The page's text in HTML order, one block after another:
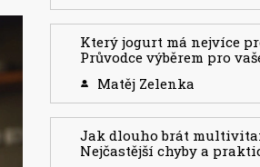
Který jogurt má nejvíce
Průvodce výběrem pro
Matěj Zelenka
Jak dlouho brát
Nejčastější chyby a